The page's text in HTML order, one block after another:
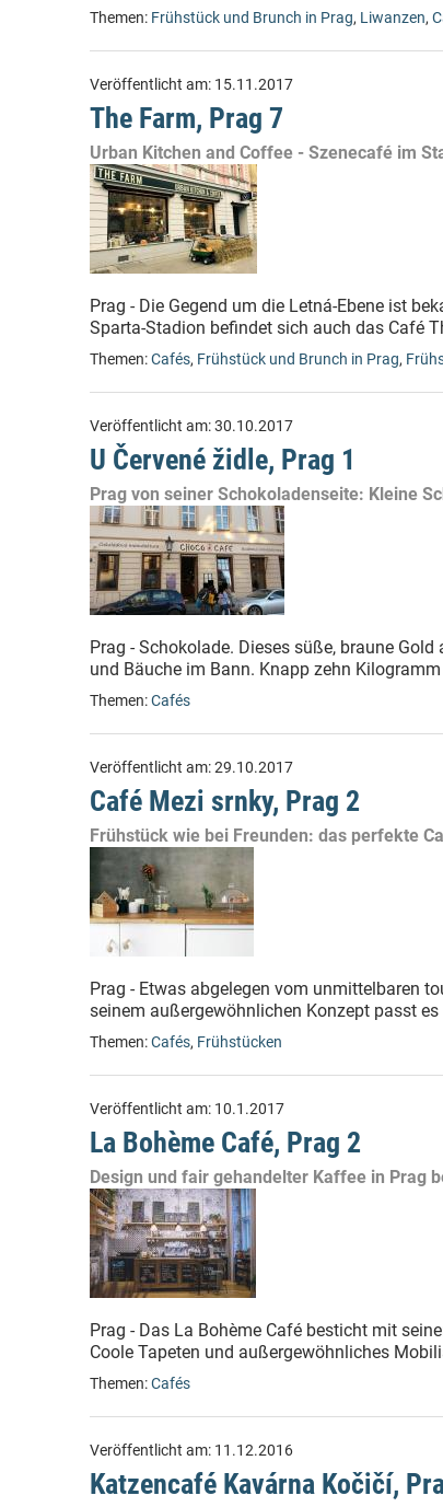
Themen: Frühstück und Brunch in Prag, Liwanzen,
Veröffentlicht am: 15.11.2017
The Farm, Prag 7
Urban Kitchen and Coffee - Szenecafé im
Prag - Die Gegend um die Letná-Ebene ist
Sparta-Stadion befindet sich auch das Café
Themen:Cafés, Frühstück und Brunch in Prag,
Veröffentlicht am:30.10.2017
U Červené židle, Prag 1
Prag von seiner Schokoladenseite: Kleine
Prag - Schokolade. Dieses süße, braune
und Bäuche im Bann. Knapp zehn
Themen:Cafés
Veröffentlicht am:29.10.2017
Café Mezi srnky, Prag 2
Frühstück wie bei Freunden: das perfekte
Prag - Etwas abgelegen vom unmittelbaren
seinem außergewöhnlichen Konzept passt
Themen:Cafés, Frühstücken
Veröffentlicht am: 10.1.2017
La Bohème Café, Prag 2
Design und fair gehandelter Kaffee in Prag
Prag - Das La Bohème Café besticht mit
Coole Tapeten und außergewöhnliches
Themen:Cafés
Veröffentlicht am: 11.12.2016
Katzencafé Kavárna Kočičí,